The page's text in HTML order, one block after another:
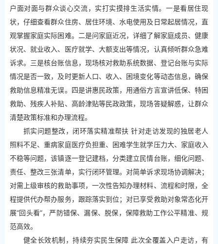
户面对面与群众谈心交流，实打实摸排生活实情。一是看居住现
状，仔细查看群众住房、居住环境、水电使用及日常起居情况，直
观掌握家庭实际困难。二是问家庭近况，详细了解家庭成员、健康
状况、就业收入、医疗就学、大额支出等情况，认真倾听群众急难
诉求。三是核台账信息，现场核对救助系统数据、登记台账与实际
情况是否一致，及时更新人口、收入、困境变化等动态信息，确保
救助信息精准无误。四是讲惠民政策，用通俗方言宣讲低保、特困
救助、残疾人补贴、高龄津贴等民政政策，现场答疑解惑，让群众
清楚政策标准和办理流程。
抓实问题整改，闭环落实精准帮扶 针对走访发现的独居老人
照料不足、重病家庭医疗负担重、困难学生就学压力大、家庭收入
不稳等问题，该镇逐一登记建档，分类建立民情台账，细化问题、
责任、整改三张清单，实行闭环管理。对简单诉求现场协调解决；
对需上级审核的救助事项，一次性告知办理材料、流程和时限，全
程提供代办帮办服务，跟踪落实到位；对已享受救助对象常态化开
展“回头看”，严防错保、漏保、脱保，保障救助工作公平精准、规
范高效。
健全长效机制，持续夯实民生保障 此次全覆盖入户走访，有